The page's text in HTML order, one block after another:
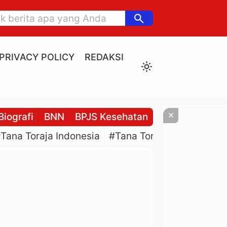
search
PRIVACY POLICY
REDAKSI
light_mode
BNN BPJS Kesehatan BPJS
Toraja Indonesia #Tana Toraja Culture
×